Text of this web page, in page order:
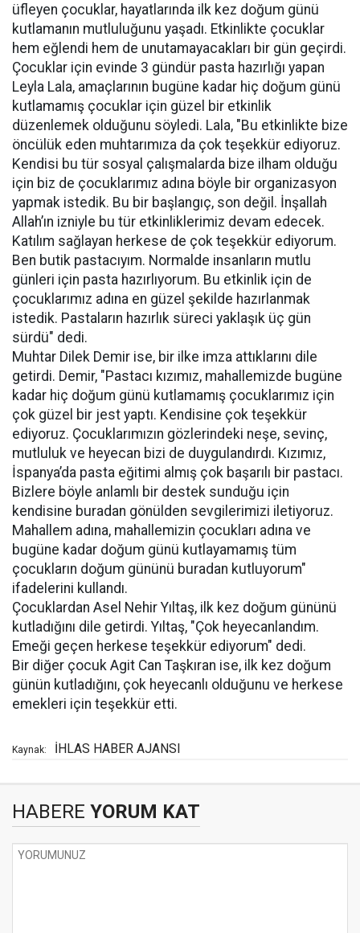
üfleyen çocuklar, hayatlarında ilk kez doğum günü
kutlamanın mutluluğunu yaşadı. Etkinlikte çocuklar
hem eğlendi hem de unutamayacakları bir gün geçirdi.
Çocuklar için evinde 3 gündür pasta hazırlığı yapan
Leyla Lala, amaçlarının bugüne kadar hiç doğum günü
kutlamamış çocuklar için güzel bir etkinlik
düzenlemek olduğunu söyledi. Lala, "Bu etkinlikte bize
öncülük eden muhtarımıza da çok teşekkür ediyoruz.
Kendisi bu tür sosyal çalışmalarda bize ilham olduğu
için biz de çocuklarımız adına böyle bir organizasyon
yapmak istedik. Bu bir başlangıç, son değil. İnşallah
Allah’ın izniyle bu tür etkinliklerimiz devam edecek.
Katılım sağlayan herkese de çok teşekkür ediyorum.
Ben butik pastacıyım. Normalde insanların mutlu
günleri için pasta hazırlıyorum. Bu etkinlik için de
çocuklarımız adına en güzel şekilde hazırlanmak
istedik. Pastaların hazırlık süreci yaklaşık üç gün
sürdü" dedi.
Muhtar Dilek Demir ise, bir ilke imza attıklarını dile
getirdi. Demir, "Pastacı kızımız, mahallemizde bugüne
kadar hiç doğum günü kutlamamış çocuklarımız için
çok güzel bir jest yaptı. Kendisine çok teşekkür
ediyoruz. Çocuklarımızın gözlerindeki neşe, sevinç,
mutluluk ve heyecan bizi de duygulandırdı. Kızımız,
İspanya’da pasta eğitimi almış çok başarılı bir pastacı.
Bizlere böyle anlamlı bir destek sunduğu için
kendisine buradan gönülden sevgilerimizi iletiyoruz.
Mahallem adına, mahallemizin çocukları adına ve
bugüne kadar doğum günü kutlayamamış tüm
çocukların doğum gününü buradan kutluyorum"
ifadelerini kullandı.
Çocuklardan Asel Nehir Yıltaş, ilk kez doğum gününü
kutladığını dile getirdi. Yıltaş, "Çok heyecanlandım.
Emeği geçen herkese teşekkür ediyorum" dedi.
Bir diğer çocuk Agit Can Taşkıran ise, ilk kez doğum
günün kutladığını, çok heyecanlı olduğunu ve herkese
emekleri için teşekkür etti.
Kaynak: İHLAS HABER AJANSI
HABERE YORUM KAT